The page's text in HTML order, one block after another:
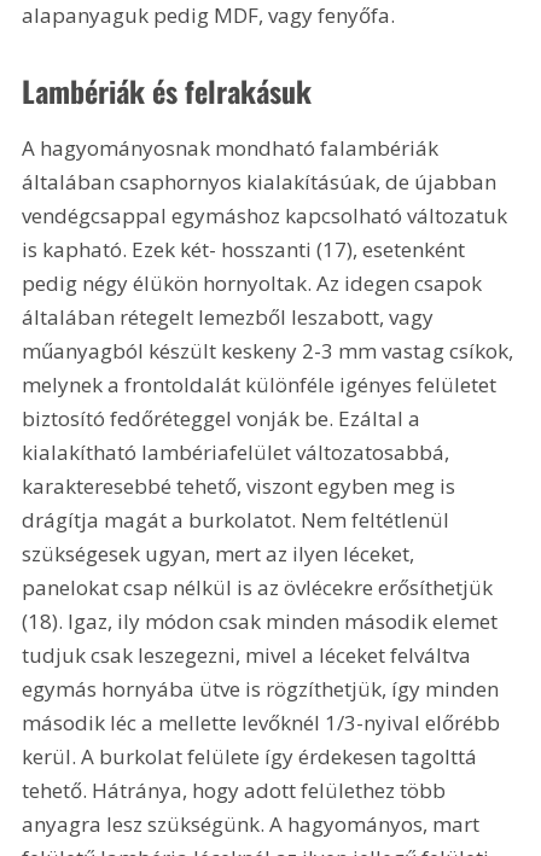
alapanyaguk pedig MDF, vagy fenyőfa.
Lambériák és felrakásuk
A hagyományosnak mondható falambériák
általában csaphornyos kialakításúak, de újabban
vendégcsappal egymáshoz kapcsolható változatuk
is kapható. Ezek két- hosszanti (17), esetenként
pedig négy élükön hornyoltak. Az idegen csapok
általában rétegelt lemezből leszabott, vagy
műanyagból készült keskeny 2-3 mm vastag csíkok,
melynek a frontoldalát különféle igényes felületet
biztosító fedőréteggel vonják be. Ezáltal a
kialakítható lambériafelület változatosabbá,
karakteresebbé tehető, viszont egyben meg is
drágítja magát a burkolatot. Nem feltétlenül
szükségesek ugyan, mert az ilyen léceket,
panelokat csap nélkül is az övlécekre erősíthetjük
(18). Igaz, ily módon csak minden második elemet
tudjuk csak leszegezni, mivel a léceket felváltva
egymás hornyába ütve is rögzíthetjük, így minden
második léc a mellette levőknél 1/3-nyival előrébb
kerül. A burkolat felülete így érdekesen tagolttá
tehető. Hátránya, hogy adott felülethez több
anyagra lesz szükségünk. A hagyományos, mart